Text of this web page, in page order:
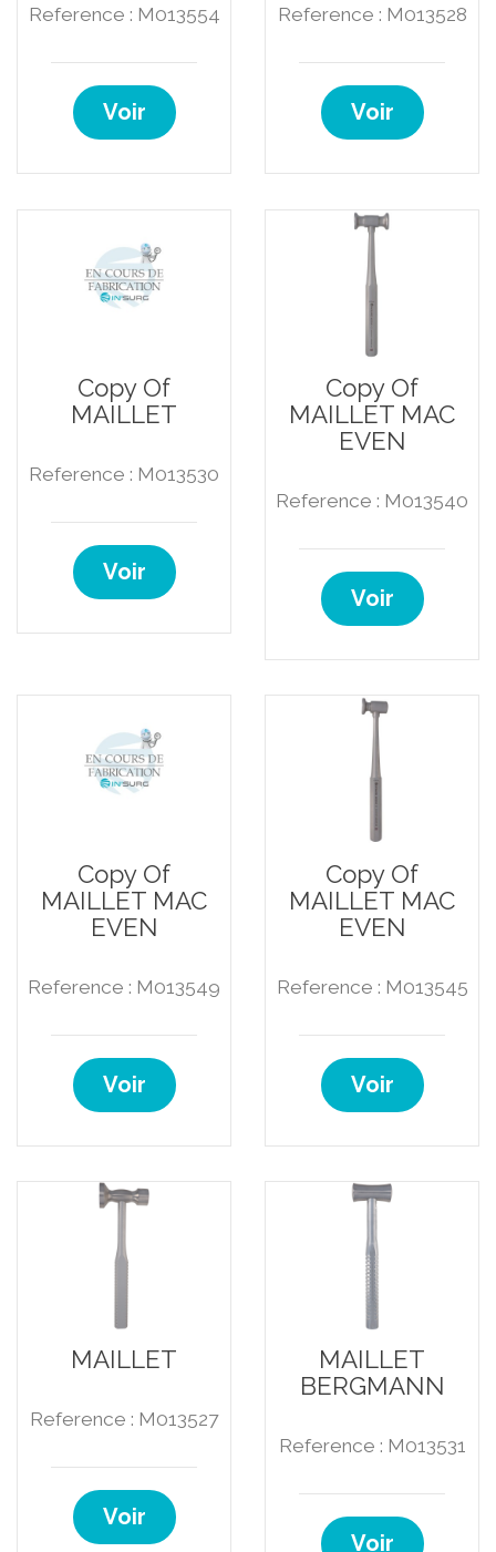
Reference : M013554
Voir
Reference : M013528
Voir
Copy Of
MAILLET
Reference : M013530
Voir
Copy Of
MAILLET MAC
EVEN
Reference : M013540
Voir
Copy Of
MAILLET MAC
EVEN
Reference : M013549
Voir
Copy Of
MAILLET MAC
EVEN
Reference : M013545
Voir
MAILLET
Reference : M013527
Voir
MAILLET
BERGMANN
Reference : M013531
Voir